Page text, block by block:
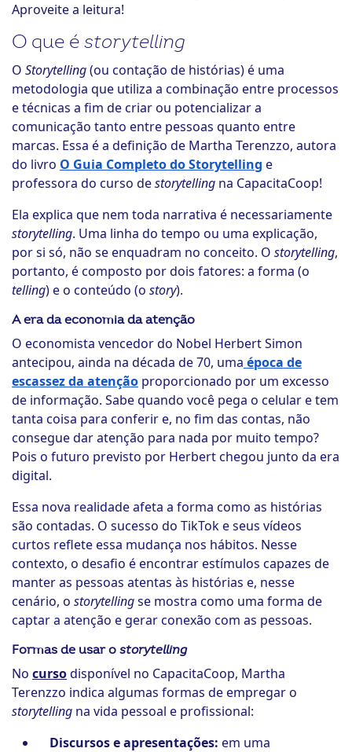
Aproveite a leitura!
O que é storytelling
O Storytelling(ou contação de histórias) é uma
metodologia que utiliza a combinação entre processos
e técnicas a fim de criar ou potencializar a
comunicação tanto entre pessoas quanto entre
marcas. Essa é a definição de Martha Terenzzo, autora
do livro O Guia Completo do Storytelling e
professora do curso destorytelling na CapacitaCoop!
Ela explica que nem toda narrativa é necessariamente
storytelling. Uma linha do tempo ou uma explicação,
por si só, não se enquadram no conceito. O storytelling,
portanto, é composto por dois fatores: a forma (o
telling) e o conteúdo (o story).
A era da economia da atenção
O economista vencedor do Nobel Herbert Simon
antecipou, ainda na década de 70, uma época de
escassez da atenção proporcionado por um excesso
de informação. Sabe quando você pega o celular e tem
tanta coisa para conferir e, no fim das contas, não
consegue dar atenção para nada por muito tempo?
Pois o futuro previsto por Herbert chegou junto da era
digital.
Essa nova realidade afeta a forma como as histórias
são contadas. O sucesso do TikTok e seus vídeos
curtos reflete essa mudança nos hábitos. Nesse
contexto, o desafio é encontrar estímulos capazes de
manter as pessoas atentas às histórias e, nesse
cenário, o storytellingse mostra como uma forma de
captar a atenção e gerar conexão com as pessoas.
Formas de usar o storytelling
No cursodisponível no CapacitaCoop, Martha
Terenzzo indica algumas formas de empregar o
storytelling na vida pessoal e profissional:
Discursos e apresentações: em uma